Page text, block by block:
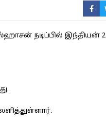
நடிப்பில் இந்தியன் 2